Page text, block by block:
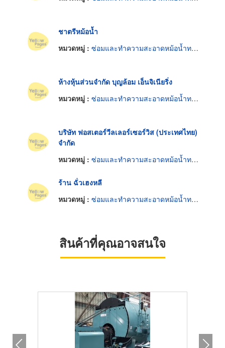
ชาตรีหม้อน้ำ
หมวดหมู่ : ซ่อมและทำความสะอาดหม้อน้ำทางอุตสาหกรรม
ห้างหุ้นส่วนจำกัด บุญล้อม เอ็นจิเนียริ่ง
หมวดหมู่ : ซ่อมและทำความสะอาดหม้อน้ำทางอุตสาหกรรม
บริษัท ฟอสเตอร์วีลเลอร์เซอร์วิส (ประเทศไทย)
จำกัด
หมวดหมู่ : ซ่อมและทำความสะอาดหม้อน้ำทางอุตสาหกรรม
ร้าน ฉั่วเฮงหลี
หมวดหมู่ : ซ่อมและทำความสะอาดหม้อน้ำทางอุตสาหกรรม
สินค้าที่คุณอาจสนใจ